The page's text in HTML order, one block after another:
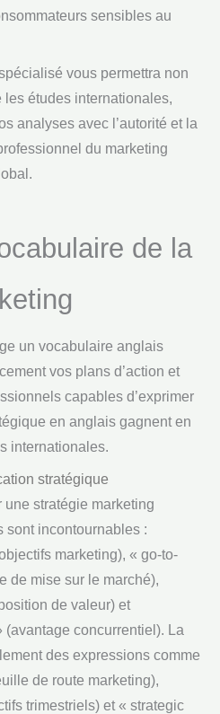
sensibles au
vous permettra non
études internationales,
analyses avec l’autorité et la
du marketing
de la
un vocabulaire anglais
vos plans d’action et
capables d’exprimer
en anglais gagnent en
internationales.
stratégique
une stratégie marketing
sont incontournables :
marketing), « go-to-
de mise sur le marché),
de valeur) et
concurrentiel). La
des expressions comme
de route marketing),
trimestriels) et « strategic